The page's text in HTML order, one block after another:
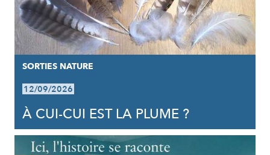
SORTIES NATURE
12/09/2026
À CUI-CUI EST LA PLUME ?